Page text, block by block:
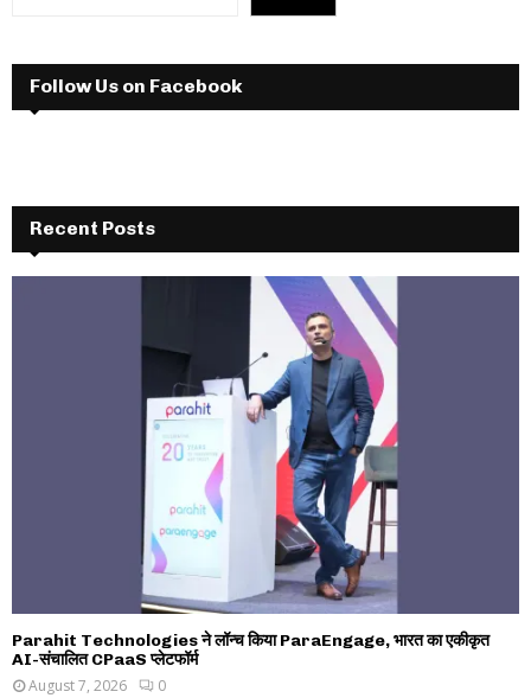
Follow Us on Facebook
Recent Posts
Parahit Technologies ने लॉन्च किया ParaEngage, भारत का एकीकृत
AI-संचालित CPaaS प्लेटफॉर्म
August 7, 2026
0